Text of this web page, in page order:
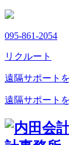
095-861-2054
リクルート
遠隔サポート
遠隔サポート